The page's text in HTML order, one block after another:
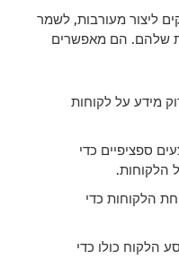
ליצור מעורבות, לשמר
שלהם. הם מאפשרים
מידע על לקוחות
ספציפיים כדי
הלקוחות.
הלקוחות כדי
הלקוח כולו כדי